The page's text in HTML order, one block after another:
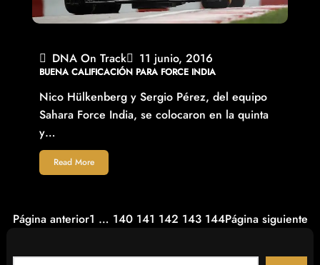
DNA On Track 11 junio, 2016
BUENA CALIFICACIÓN PARA FORCE INDIA
Nico Hülkenberg y Sergio Pérez, del equipo
Sahara Force India, se colocaron en la quinta
y…
Read More
Página anterior1 … 140 141 142 143 144Página siguiente